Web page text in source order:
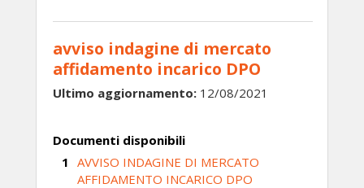
avviso indagine di mercato
affidamento incarico DPO
Ultimo aggiornamento: 12/08/2021
Documenti disponibili
AVVISO INDAGINE DI MERCATO
AFFIDAMENTO INCARICO DPO